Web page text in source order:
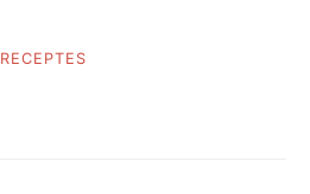
RECEPTES